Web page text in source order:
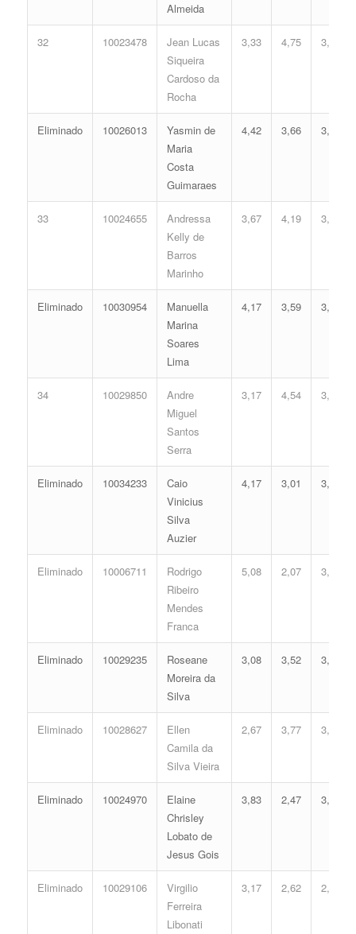
Almeida
32 10023478
Jean Lucas
Siqueira
Cardoso da
Rocha
3,33 4,75 3,85
Eliminado 10026013
Yasmin de
Maria
Costa
Guimaraes
4,42 3,66 3,85
33 10024655
Andressa
Kelly de
Barros
Marinho
3,67 4,19 3,74
Eliminado 10030954
Manuella
Marina
Soares
Lima
4,17 3,59 3,70
34 10029850
Andre
Miguel
Santos
Serra
3,17 4,54 3,67
Eliminado 10034233
Caio
Vinicius
Silva
Auzier
4,17 3,01 3,42
Eliminado 10006711
Rodrigo
Ribeiro
Mendes
Franca
5,08 2,07 3,40
Eliminado 10029235
Roseane
Moreira da
Silva
3,08 3,52 3,14
Eliminado 10028627
Ellen
Camila da
Silva Vieira
2,67 3,77 3,07
Eliminado 10024970
Elaine
Chrisley
Lobato de
Jesus Gois
3,83 2,47 3,00
Eliminado 10029106
Virgilio
Ferreira
Libonati
3,17 2,62 2,76